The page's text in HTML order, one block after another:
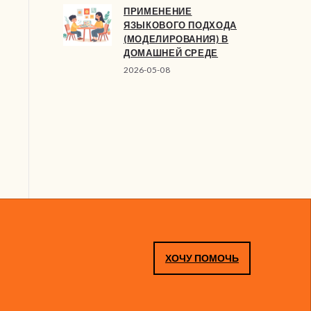
ПРИМЕНЕНИЕ
ЯЗЫКОВОГО ПОДХОДА
(МОДЕЛИРОВАНИЯ) В
ДОМАШНЕЙ СРЕДЕ
2026-05-08
ХОЧУ ПОМОЧЬ